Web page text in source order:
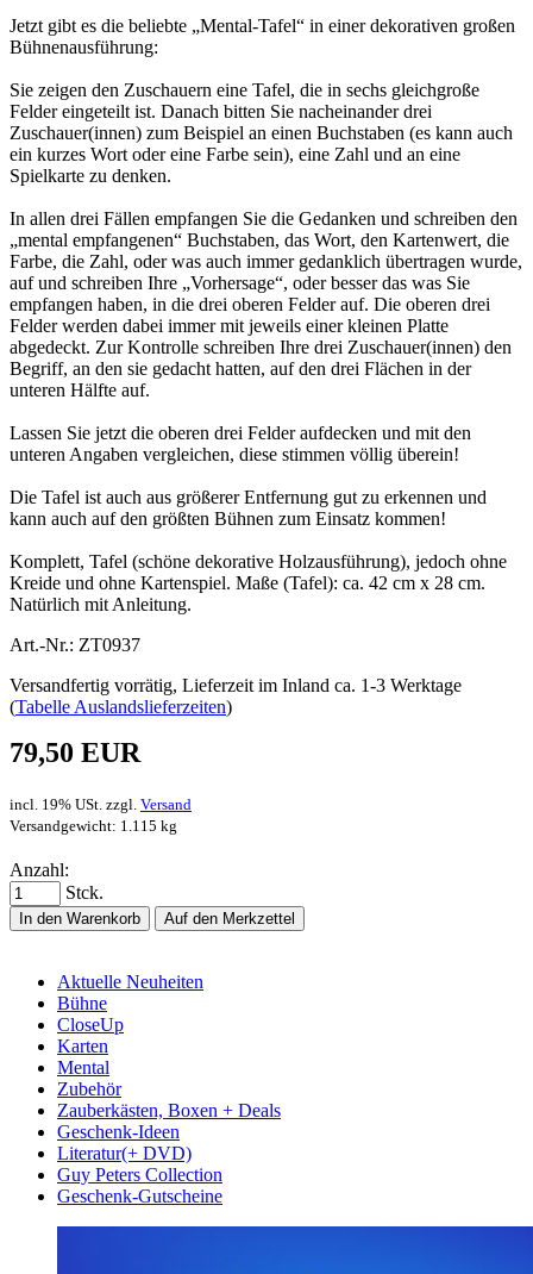
Jetzt gibt es die beliebte „Mental-Tafel“ in einer dekorativen großen
Bühnenausführung:
Sie zeigen den Zuschauern eine Tafel, die in sechs gleichgroße
Felder eingeteilt ist. Danach bitten Sie nacheinander drei
Zuschauer(innen) zum Beispiel an einen Buchstaben (es kann auch
ein kurzes Wort oder eine Farbe sein), eine Zahl und an eine
Spielkarte zu denken.
In allen drei Fällen empfangen Sie die Gedanken und schreiben den
„mental empfangenen“ Buchstaben, das Wort, den Kartenwert, die
Farbe, die Zahl, oder was auch immer gedanklich übertragen wurde,
auf und schreiben Ihre „Vorhersage“, oder besser das was Sie
empfangen haben, in die drei oberen Felder auf. Die oberen drei
Felder werden dabei immer mit jeweils einer kleinen Platte
abgedeckt. Zur Kontrolle schreiben Ihre drei Zuschauer(innen) den
Begriff, an den sie gedacht hatten, auf den drei Flächen in der
unteren Hälfte auf.
Lassen Sie jetzt die oberen drei Felder aufdecken und mit den
unteren Angaben vergleichen, diese stimmen völlig überein!
Die Tafel ist auch aus größerer Entfernung gut zu erkennen und
kann auch auf den größten Bühnen zum Einsatz kommen!
Komplett, Tafel (schöne dekorative Holzausführung), jedoch ohne
Kreide und ohne Kartenspiel. Maße (Tafel): ca. 42 cm x 28 cm.
Natürlich mit Anleitung.
Art.-Nr.: ZT0937
Versandfertig vorrätig, Lieferzeit im Inland ca. 1-3 Werktage
(Tabelle Auslandslieferzeiten)
79,50 EUR
incl. 19% USt. zzgl. Versand
Versandgewicht: 1.115 kg
Anzahl:
Stck.
In den Warenkorb Auf den Merkzettel
Aktuelle Neuheiten
Bühne
CloseUp
Karten
Mental
Zubehör
Zauberkästen, Boxen + Deals
Geschenk-Ideen
Literatur(+ DVD)
Guy Peters Collection
Geschenk-Gutscheine